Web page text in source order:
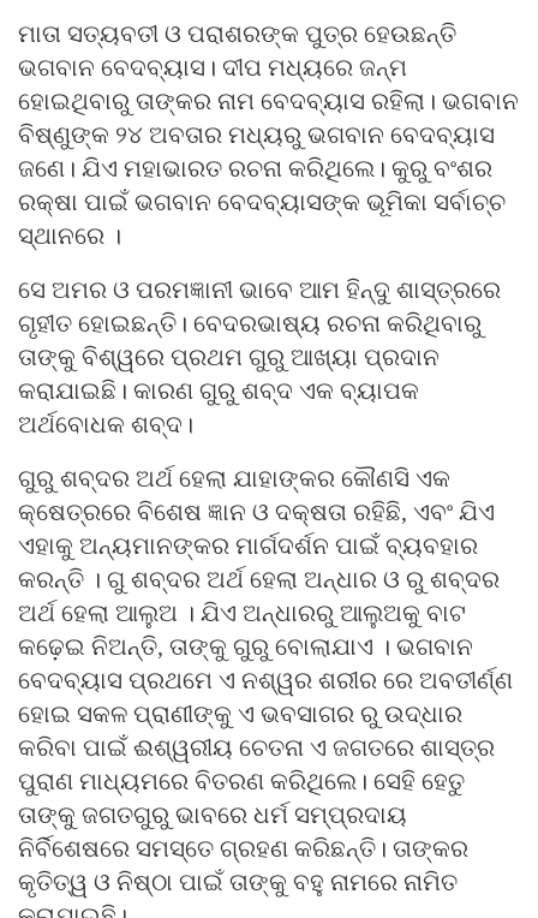
ମାତା ସତ୍ୟବତୀ ଓ ପରାଶରଙ୍କ ପୁତ୍ର ହେଉଛନ୍ତି
ଭଗବାନ ବେଦବ୍ୟାସ। ଦୀପ ମଧ୍ୟରେ ଜନ୍ମ
ହୋଇଥିବାରୁ ତାଙ୍କର ନାମ ବେଦବ୍ୟାସ ରହିଲା। ଭଗବାନ
ବିଷ୍ଣୁଙ୍କ ୨୪ ଅବତାର ମଧ୍ୟରୁ ଭଗବାନ ବେଦବ୍ୟାସ
ଜଣେ। ଯିଏ ମହାଭାରତ ରଚନା କରିଥିଲେ। କୁରୁ ବଂଶର
ରକ୍ଷା ପାଇଁ ଭଗବାନ ବେଦବ୍ୟାସଙ୍କ ଭୂମିକା ସର୍ବାଚ୍ଚ
ସ୍ଥାନରେ ।
ସେ ଅମର ଓ ପରମଜ୍ଞାନୀ ଭାବେ ଆମ ହିନ୍ଦୁ ଶାସ୍ତ୍ରରେ
ଗୃହୀତ ହୋଇଛନ୍ତି। ବେଦରଭାଷ୍ୟ ରଚନା କରିଥିବାରୁ
ତାଙ୍କୁ ବିଶ୍ୱରେ ପ୍ରଥମ ଗୁରୁ ଆଖ୍ୟା ପ୍ରଦାନ
କରାଯାଇଛି। କାରଣ ଗୁରୁ ଶବ୍ଦ ଏକ ବ୍ୟାପକ
ଅର୍ଥବୋଧକ ଶବ୍ଦ।
ଗୁରୁ ଶବ୍ଦର ଅର୍ଥ ହେଲା ଯାହାଙ୍କର କୌଣସି ଏକ
କ୍ଷେତ୍ରରେ ବିଶେଷ ଜ୍ଞାନ ଓ ଦକ୍ଷତା ରହିଛି, ଏବଂ ଯିଏ
ଏହାକୁ ଅନ୍ୟମାନଙ୍କର ମାର୍ଗଦର୍ଶନ ପାଇଁ ବ୍ୟବହାର
କରନ୍ତି । ଗୁ ଶବ୍ଦର ଅର୍ଥ ହେଲା ଅନ୍ଧାର ଓ ରୁ ଶବ୍ଦର
ଅର୍ଥ ହେଲା ଆଲୁଅ । ଯିଏ ଅନ୍ଧାରରୁ ଆଲୁଅକୁ ବାଟ
କଢ଼େଇ ନିଅନ୍ତି, ତାଙ୍କୁ ଗୁରୁ ବୋଲାଯାଏ । ଭଗବାନ
ବେଦବ୍ୟାସ ପ୍ରଥମେ ଏ ନଶ୍ୱର ଶରୀର ରେ ଅବତୀର୍ଣ୍ଣ
ହୋଇ ସକଳ ପ୍ରାଣୀଙ୍କୁ ଏ ଭବସାଗର ରୁ ଉଦ୍ଧାର
କରିବା ପାଇଁ ଈଶ୍ୱରୀୟ ଚେତନା ଏ ଜଗତରେ ଶାସ୍ତ୍ର
ପୁରାଣ ମାଧ୍ୟମରେ ବିତରଣ କରିଥିଲେ। ସେହି ହେତୁ
ତାଙ୍କୁ ଜଗତଗୁରୁ ଭାବରେ ଧର୍ମ ସମ୍ପ୍ରଦାୟ
ନିର୍ବିଶେଷରେ ସମସ୍ତେ ଗ୍ରହଣ କରିଛନ୍ତି। ତାଙ୍କର
କୃତିତ୍ୱ ଓ ନିଷ୍ଠା ପାଇଁ ତାଙ୍କୁ ବହୁ ନାମରେ ନାମିତ